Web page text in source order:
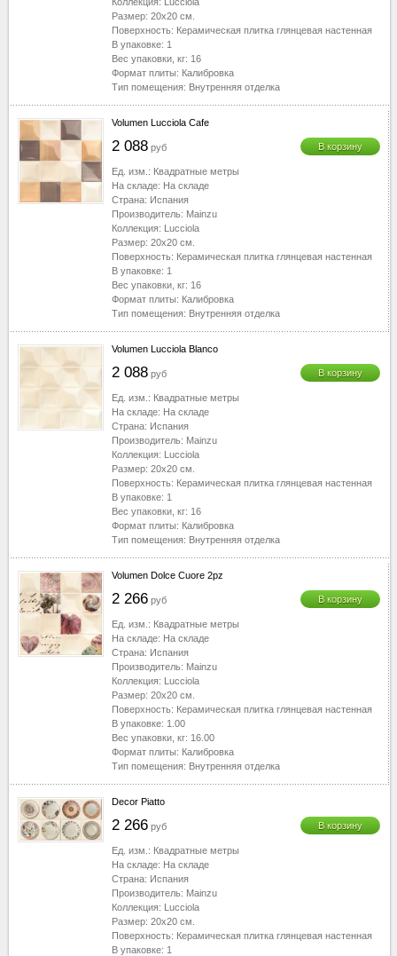
Размер: 20x20 см.
Поверхность: Керамическая плитка глянцевая настенная
В упаковке: 1
Вес упаковки, кг: 16
Формат плиты: Калибровка
Тип помещения: Внутренняя отделка
Volumen Lucciola Cafe
2 088 руб В корзину
Ед. изм.: Квадратные метры
На складе: На складе
Страна: Испания
Производитель: Mainzu
Коллекция: Lucciola
Размер: 20x20 см.
Поверхность: Керамическая плитка глянцевая настенная
В упаковке: 1
Вес упаковки, кг: 16
Формат плиты: Калибровка
Тип помещения: Внутренняя отделка
Volumen Lucciola Blanco
2 088 руб В корзину
Ед. изм.: Квадратные метры
На складе: На складе
Страна: Испания
Производитель: Mainzu
Коллекция: Lucciola
Размер: 20x20 см.
Поверхность: Керамическая плитка глянцевая настенная
В упаковке: 1
Вес упаковки, кг: 16
Формат плиты: Калибровка
Тип помещения: Внутренняя отделка
Volumen Dolce Cuore 2pz
2 266 руб В корзину
Ед. изм.: Квадратные метры
На складе: На складе
Страна: Испания
Производитель: Mainzu
Коллекция: Lucciola
Размер: 20x20 см.
Поверхность: Керамическая плитка глянцевая настенная
В упаковке: 1.00
Вес упаковки, кг: 16.00
Формат плиты: Калибровка
Тип помещения: Внутренняя отделка
Decor Piatto
2 266 руб В корзину
Ед. изм.: Квадратные метры
На складе: На складе
Страна: Испания
Производитель: Mainzu
Коллекция: Lucciola
Размер: 20x20 см.
Поверхность: Керамическая плитка глянцевая настенная
В упаковке: 1